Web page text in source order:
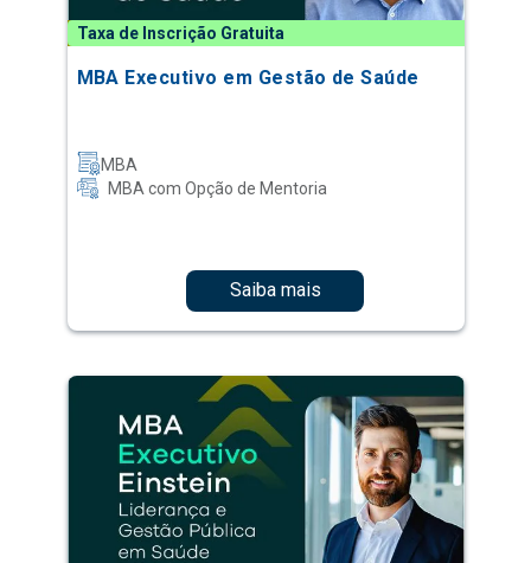
Taxa de Inscrição Gratuita
MBA Executivo em Gestão de Saúde
MBA
MBA com Opção de Mentoria
Saiba mais